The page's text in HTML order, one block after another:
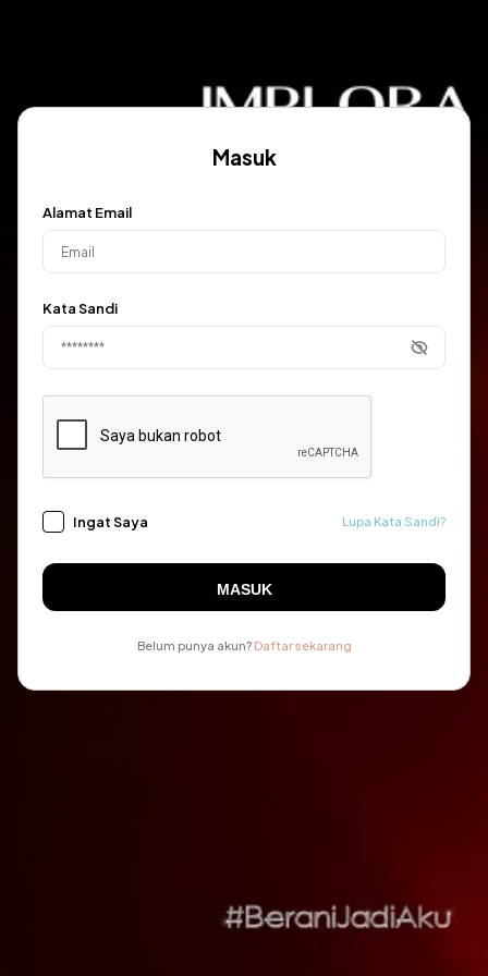
Masuk
Alamat Email
Kata Sandi
Ingat Saya Lupa Kata Sandi?
MASUK
Belum punya akun? Daftar sekarang